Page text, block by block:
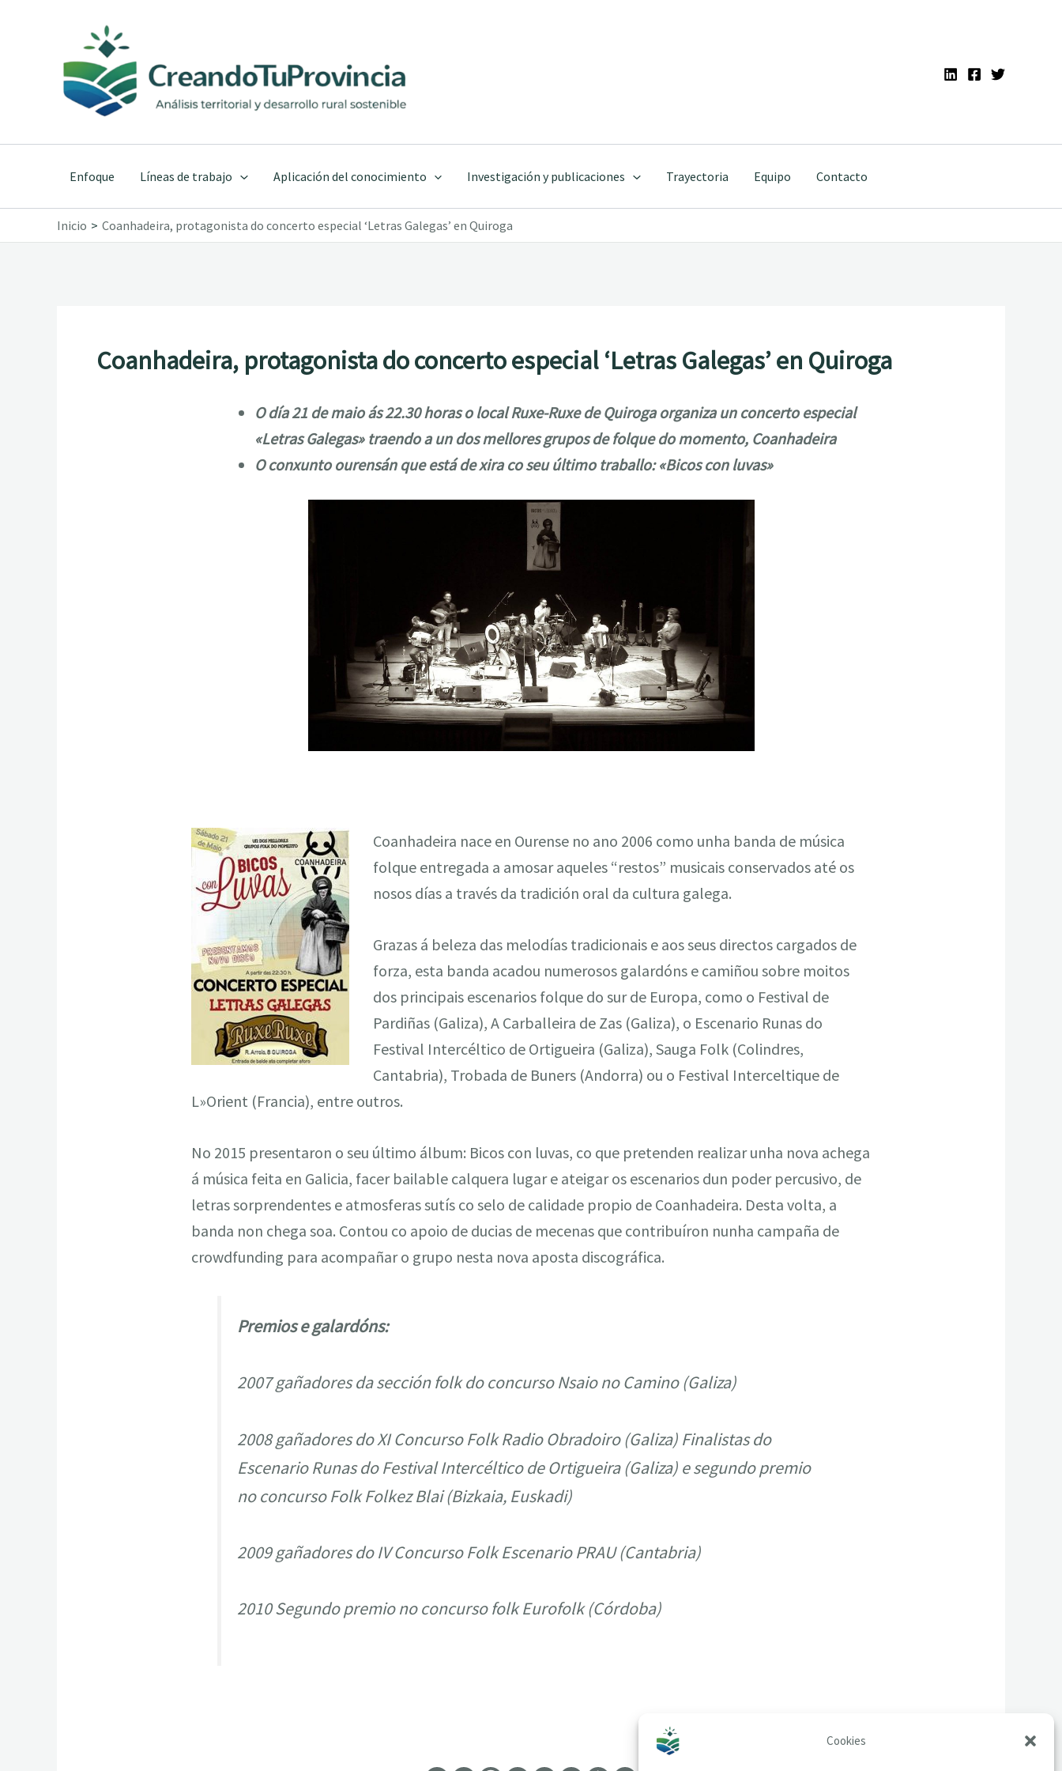
Cookies
contenido
Enfoque Líneas de trabajo Aplicación del conocimiento Investigación y publicaciones Trayectoria Equipo Contacto
Inicio Coanhadeira, protagonista do concerto especial ‘Letras Galegas’ en Quiroga
Coanhadeira, protagonista do concerto especial ‘Letras Galegas’ en Quiroga
O día 21 de maio ás 22.30 horas o local Ruxe-Ruxe de Quiroga organiza un concerto especial
«Letras Galegas» traendo a un dos mellores grupos de folque do momento, Coanhadeira
O conxunto ourensán que está de xira co seu último traballo: «Bicos con luvas»
Coanhadeira nace en Ourense no ano 2006 como unha banda de música
folque entregada a amosar aqueles “restos” musicais conservados até os
nosos días a través da tradición oral da cultura galega.
Grazas á beleza das melodías tradicionais e aos seus directos cargados de
forza, esta banda acadou numerosos galardóns e camiñou sobre moitos
dos principais escenarios folque do sur de Europa, como o Festival de
Pardiñas (Galiza), A Carballeira de Zas (Galiza), o Escenario Runas do
Festival Intercéltico de Ortigueira (Galiza), Sauga Folk (Colindres,
Cantabria), Trobada de Buners (Andorra) ou o Festival Interceltique de
L»Orient (Francia), entre outros.
No 2015 presentaron o seu último álbum: Bicos con luvas, co que pretenden realizar unha nova achega
á música feita en Galicia, facer bailable calquera lugar e ateigar os escenarios dun poder percusivo, de
letras sorprendentes e atmosferas sutís co selo de calidade propio de Coanhadeira. Desta volta, a
banda non chega soa. Contou co apoio de ducias de mecenas que contribuíron nunha campaña de
crowdfunding para acompañar o grupo nesta nova aposta discográfica.
Premios e galardóns:
2007 gañadores da sección folk do concurso Nsaio no Camino (Galiza)
2008 gañadores do XI Concurso Folk Radio Obradoiro (Galiza) Finalistas do
Escenario Runas do Festival Intercéltico de Ortigueira (Galiza) e segundo premio
no concurso Folk Folkez Blai (Bizkaia, Euskadi)
2009 gañadores do IV Concurso Folk Escenario PRAU (Cantabria)
2010 Segundo premio no concurso folk Eurofolk (Córdoba)